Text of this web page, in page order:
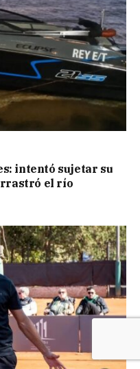
intentó sujetar su
el río